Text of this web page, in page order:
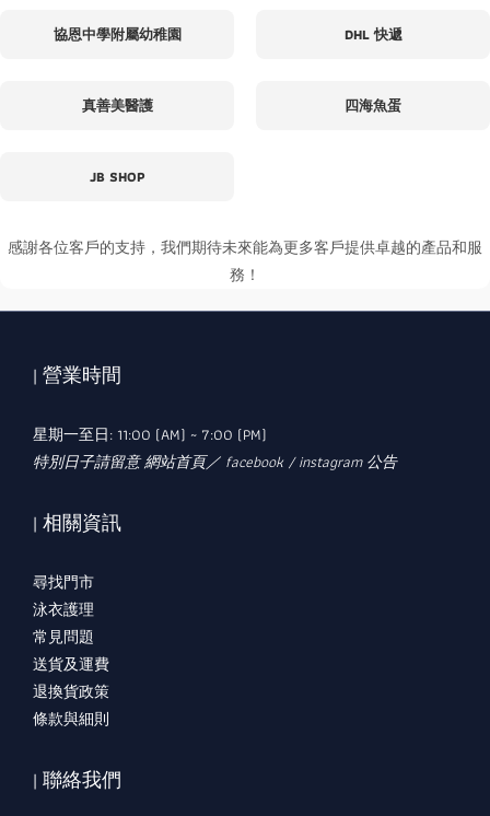
協恩中學附屬幼稚園 DHL 快遞
真善美醫護 四海魚蛋
JB SHOP
感謝各位客戶的支持，我們期待未來能為更多客戶提供卓越的產品和服
務！
| 營業時間
星期一至日: 11:00 (AM) ~ 7:00 (PM)
特別日子請留意 網站首頁／ facebook / instagram 公告
| 相關資訊
尋找門市
泳衣護理
常見問題
送貨及運費
退換貨政策
條款與細則
| 聯絡我們